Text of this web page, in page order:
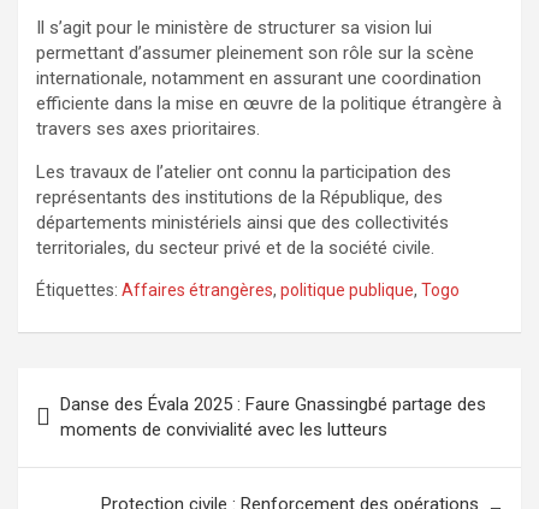
Il s’agit pour le ministère de structurer sa vision lui
permettant d’assumer pleinement son rôle sur la scène
internationale, notamment en assurant une coordination
efficiente dans la mise en œuvre de la politique étrangère à
travers ses axes prioritaires.
Les travaux de l’atelier ont connu la participation des
représentants des institutions de la République, des
départements ministériels ainsi que des collectivités
territoriales, du secteur privé et de la société civile.
Étiquettes: Affaires étrangères, politique publique, Togo
Navigation
de
l’article
Danse des Évala 2025 : Faure Gnassingbé partage des
moments de convivialité avec les lutteurs
Protection civile : Renforcement des opérations